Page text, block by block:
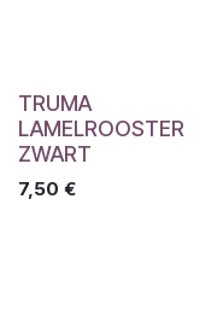
TRUMA
LAMELROOSTER
ZWART
7,50 €